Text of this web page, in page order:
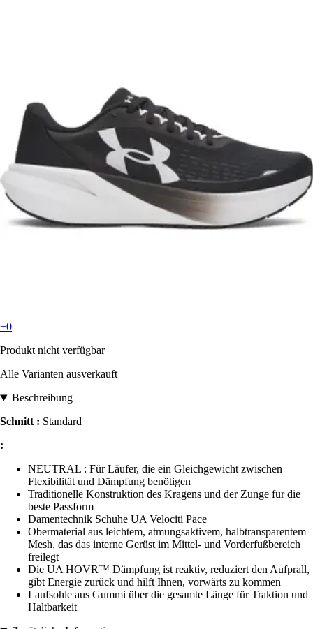
+0
Produkt nicht verfügbar
Alle Varianten ausverkauft
Beschreibung
Schnitt : Standard
:
NEUTRAL : Für Läufer, die ein Gleichgewicht zwischen
Flexibilität und Dämpfung benötigen
Traditionelle Konstruktion des Kragens und der Zunge für die
beste Passform
Damentechnik Schuhe UA Velociti Pace
Obermaterial aus leichtem, atmungsaktivem, halbtransparentem
Mesh, das das interne Gerüst im Mittel- und Vorderfußbereich
freilegt
Die UA HOVR™ Dämpfung ist reaktiv, reduziert den Aufprall,
gibt Energie zurück und hilft Ihnen, vorwärts zu kommen
Laufsohle aus Gummi über die gesamte Länge für Traktion und
Haltbarkeit